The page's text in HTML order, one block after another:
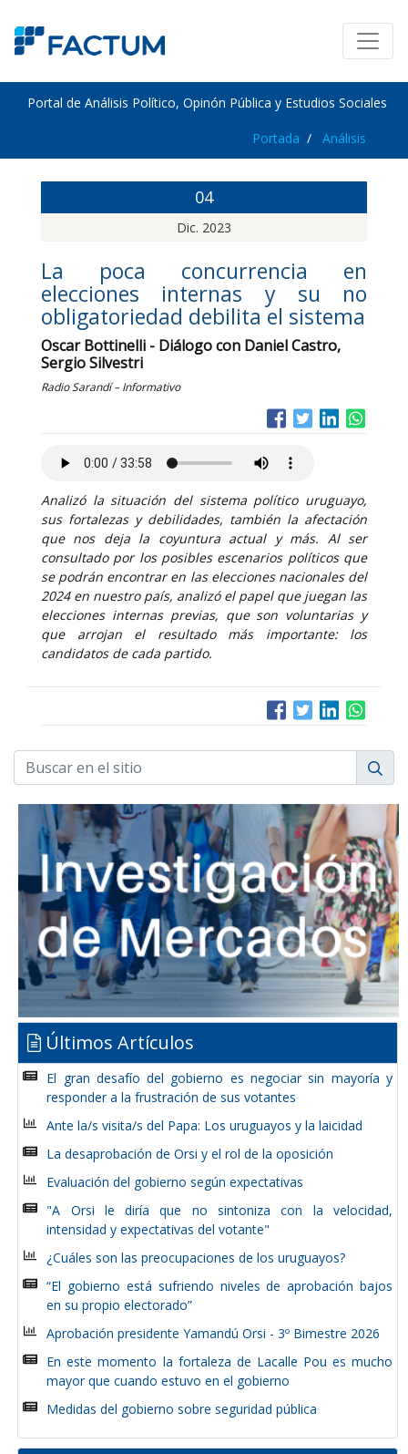
Portal de Análisis Político, Opinón Pública y Estudios Sociales
Portada Análisis
04
Dic. 2023
La poca concurrencia en
elecciones internas y su no
obligatoriedad debilita el sistema
Oscar Bottinelli - Diálogo con Daniel Castro,
Sergio Silvestri
Radio Sarandí – Informativo
Analizó la situación del sistema político uruguayo,
sus fortalezas y debilidades, también la afectación
que nos deja la coyuntura actual y más. Al ser
consultado por los posibles escenarios políticos que
se podrán encontrar en las elecciones nacionales del
2024 en nuestro país, analizó el papel que juegan las
elecciones internas previas, que son voluntarias y
que arrojan el resultado más importante: los
candidatos de cada partido.
Últimos Artículos
El gran desafío del gobierno es negociar sin mayoría y
responder a la frustración de sus votantes
Ante la/s visita/s del Papa: Los uruguayos y la laicidad
La desaprobación de Orsi y el rol de la oposición
Evaluación del gobierno según expectativas
"A Orsi le diría que no sintoniza con la velocidad,
intensidad y expectativas del votante"
¿Cuáles son las preocupaciones de los uruguayos?
“El gobierno está sufriendo niveles de aprobación bajos
en su propio electorado”
Aprobación presidente Yamandú Orsi - 3º Bimestre 2026
En este momento la fortaleza de Lacalle Pou es mucho
mayor que cuando estuvo en el gobierno
Medidas del gobierno sobre seguridad pública